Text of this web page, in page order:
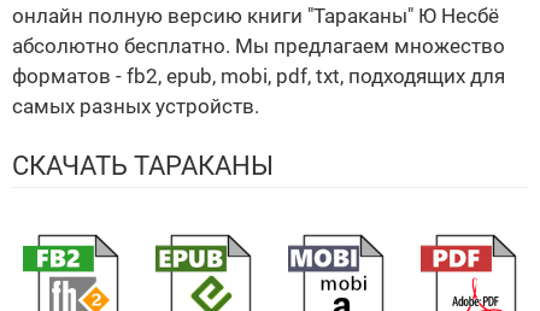
онлайн полную версию книги "Тараканы" Ю Несбё
абсолютно бесплатно. Мы предлагаем множество
форматов - fb2, epub, mobi, pdf, txt, подходящих для
самых разных устройств.
СКАЧАТЬ ТАРАКАНЫ